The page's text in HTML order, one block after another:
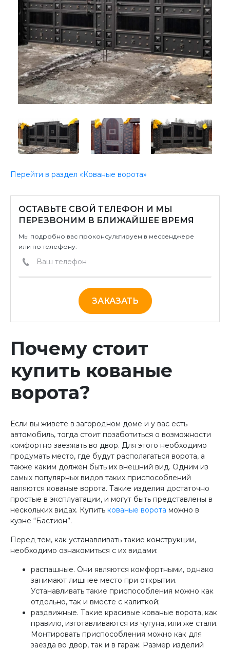
Перейти в раздел «Кованые ворота»
ОСТАВЬТЕ СВОЙ ТЕЛЕФОН И МЫ
ПЕРЕЗВОНИМ В БЛИЖАЙШЕЕ ВРЕМЯ
Мы подробно вас проконсультируем в мессенджере
или по телефону:
ЗАКАЗАТЬ
Почему стоит
купить кованые
ворота?
Если вы живете в загородном доме и у вас есть
автомобиль, тогда стоит позаботиться о возможности
комфортно заезжать во двор. Для этого необходимо
продумать место, где будут располагаться ворота, а
также каким должен быть их внешний вид. Одним из
самых популярных видов таких приспособлений
являются кованые ворота. Такие изделия достаточно
простые в эксплуатации, и могут быть представлены в
нескольких видах. Купить кованые ворота можно в
кузне “Бастион”.
Перед тем, как устанавливать такие конструкции,
необходимо ознакомиться с их видами:
распашные. Они являются комфортными, однако
занимают лишнее место при открытии.
Устанавливать такие приспособления можно как
отдельно, так и вместе с калиткой;
раздвижные. Такие красивые кованые ворота, как
правило, изготавливаются из чугуна, или же стали.
Монтировать приспособления можно как для
заезда во двор, так и в гараж. Размер изделий